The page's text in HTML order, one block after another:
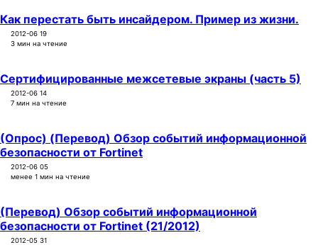
Как перестать быть инсайдером. Пример из жизни.
2012-06 19
3 мин на чтение
Сертифицированные межсетевые экраны (часть 5)
2012-06 14
7 мин на чтение
(Опрос) (Перевод) Обзор событий информационной
безопасности от Fortinet
2012-06 05
менее 1 мин на чтение
(Перевод) Обзор событий информационной
безопасности от Fortinet (21/2012)
2012-05 31